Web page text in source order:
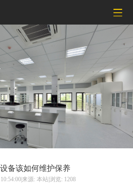
备该如何维护保养
来源: 本站|浏览: 1208